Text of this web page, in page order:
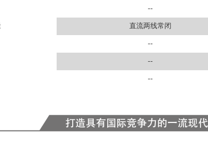
--
直流两线常闭
--
--
--